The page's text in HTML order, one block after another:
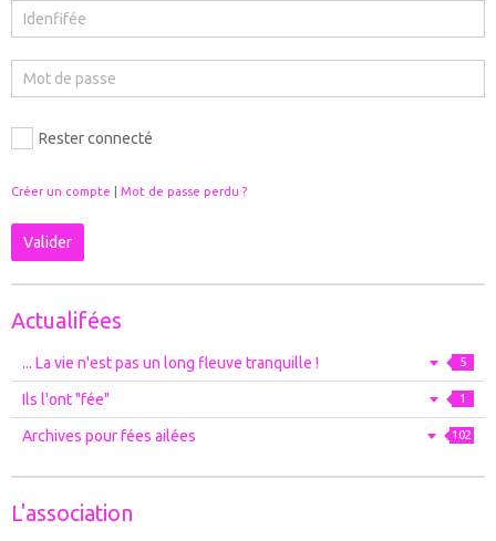
Rester connecté
Créer un compte Mot de passe perdu ?
Valider
Actualifées
... La vie n'est pas un long fleuve tranquille ! 5
Ils l'ont "fée" 1
Archives pour fées ailées 102
L'association